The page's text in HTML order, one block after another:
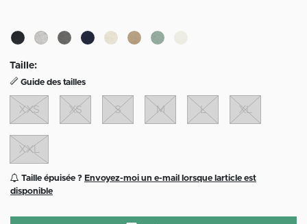
Taille:
Guide des tailles
XXS XS S M L XL
XXL
Taille épuisée ? Envoyez-moi un e-mail lorsque larticle est
disponible